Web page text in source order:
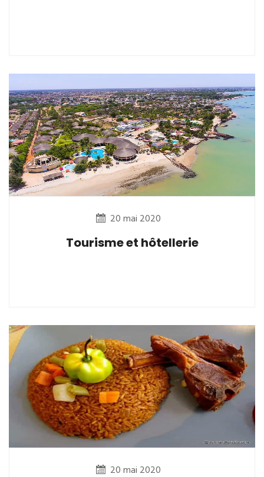
20 mai 2020
Tourisme et hôtellerie
20 mai 2020